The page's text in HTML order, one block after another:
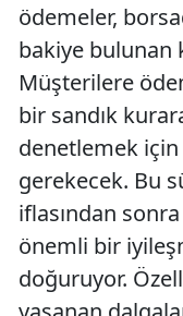
ödemeler,
bakiye bulunan
Müşterilere
bir sandık
denetlemek
gerekecek. Bu
iflasından
önemli bir
doğuruyor.